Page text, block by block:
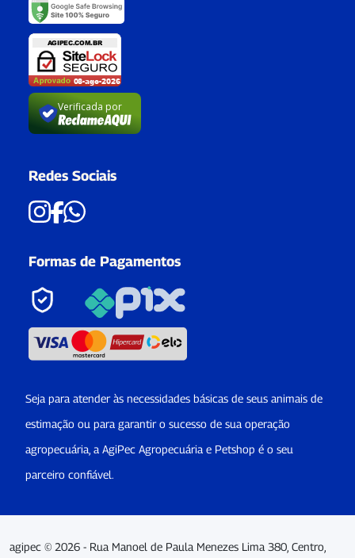
Verificada por
Redes Sociais
Formas de Pagamentos
Seja para atender às necessidades básicas de seus animais de
estimação ou para garantir o sucesso de sua operação
agropecuária, a AgiPec Agropecuária e Petshop é o seu
parceiro confiável.
agipec © 2026 - Rua Manoel de Paula Menezes Lima 380, Centro,